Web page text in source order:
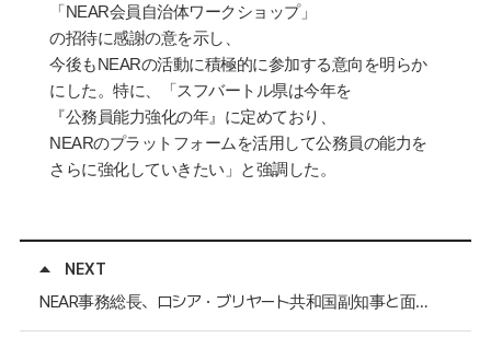
「NEAR会員自治体ワークショップ」
の招待に感謝の意を示し、
今後もNEARの活動に積極的に参加する意向を明らか
にした。特に、「スフバートル県は今年を
『公務員能力強化の年』に定めており、
NEARのプラットフォームを活用して公務員の能力を
さらに強化していきたい」と強調した。
NEXT
NEAR事務総長、ロシア・ブリヤート共和国副知事と面談